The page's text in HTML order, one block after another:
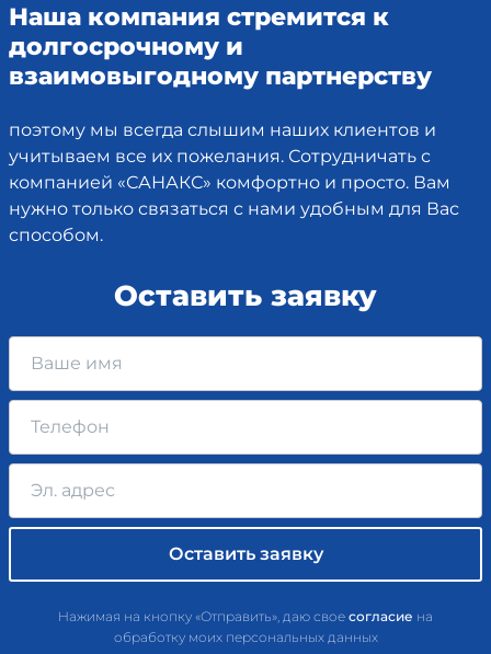
Наша компания стремится к
долгосрочному и
взаимовыгодному партнерству
поэтому мы всегда слышим наших клиентов и
учитываем все их пожелания. Сотрудничать с
компанией «САНАКС» комфортно и просто. Вам
нужно только связаться с нами удобным для Вас
способом.
Оставить заявку
Нажимая на кнопку «Отправить», даю свое согласие на
обработку моих персональных данных